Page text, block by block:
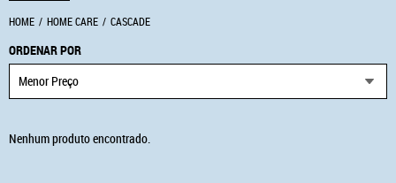
HOME HOME CARE CASCADE
ORDENAR POR
Menor Preço
Nenhum produto encontrado.